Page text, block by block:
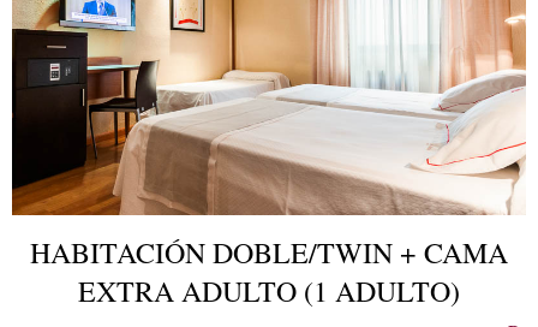
HABITACIÓN DOBLE/TWIN + CAMA
EXTRA ADULTO (1 ADULTO)